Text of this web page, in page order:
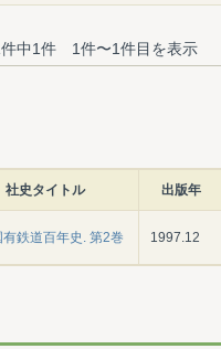
中1件 1件〜1件目を表示
社史タイトル 出版年
有鉄道百年史. 第2巻 1997.12